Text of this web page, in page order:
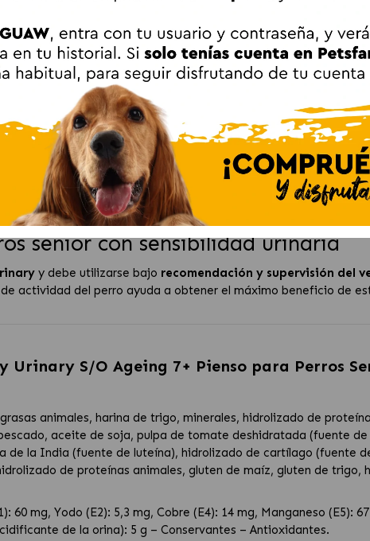
a las
el organismo.
en el día a día del perro mayor, ofreciendo una
por el veterinario.
S/O Ageing 7+
ayudar a disolver los cálculos de fosfato inorgánico (estruvita)
de nuevos cálculos y cristales gracias a la
de calidad y energía adecuadas para perros mayores
que, además de la salud urinaria, ayuda a preservar la
senior con sensibilidad urinaria
y debe utilizarse bajo recomendación y supervisión del
actividad del perro ayuda a obtener el máximo beneficio de
Urinary S/O Ageing 7+ Pienso para Perros
animales, harina de trigo, minerales, hidrolizado de
aceite de soja, pulpa de tomate deshidratada (fuente
de la India (fuente de luteína), hidrolizado de cartílago (fuente
de proteínas animales, gluten de maíz, gluten de trigo,
mg, Yodo (E2): 5,3 mg, Cobre (E4): 14 mg, Manganeso (E5):
de la orina): 5 g – Conservantes – Antioxidantes.